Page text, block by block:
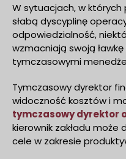
W sytuacjach, w
słabą dyscyplinę
odpowiedzialność,
wzmacniają swoją
tymczasowymi
Tymczasowy dyrektor
widoczność kosztów i
tymczasowy dyrektor
kierownik zakładu
cele w zakresie